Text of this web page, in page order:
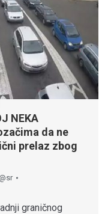
NEKA
da ne
prelaz zbog
graničnog